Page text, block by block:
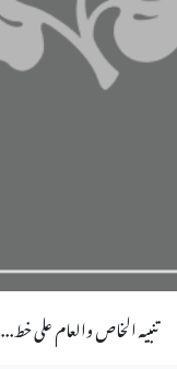
تنبيه الخاص والعام على خط...